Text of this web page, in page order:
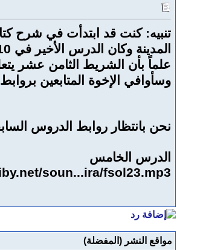
علماً بأن الشريط الثامن عشر
وسأوافي الإخوة المتابعين
نحن بانتظار روابط الدروس
الدرس الخامس
soun...ira/fsol23.mp3
مواقع النشر (المفضلة)